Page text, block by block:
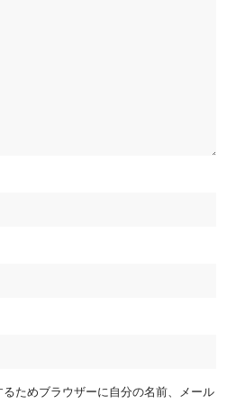
ためブラウザーに自分の名前、メール